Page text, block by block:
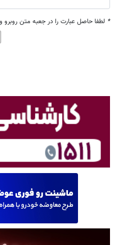
* لطفا حاصل عبارت را در جعبه متن روبرو